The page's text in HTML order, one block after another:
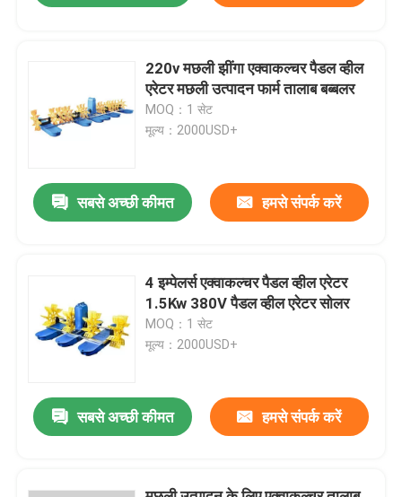
220v मछली झींगा एक्वाकल्चर पैडल व्हील
एरेटर मछली उत्पादन फार्म तालाब बब्बलर
MOQ：1 सेट
मूल्य：2000USD+
सबसे अच्छी कीमत हमसे संपर्क करें
4 इम्पेलर्स एक्वाकल्चर पैडल व्हील एरेटर
1.5Kw 380V पैडल व्हील एरेटर सोलर
MOQ：1 सेट
मूल्य：2000USD+
सबसे अच्छी कीमत हमसे संपर्क करें